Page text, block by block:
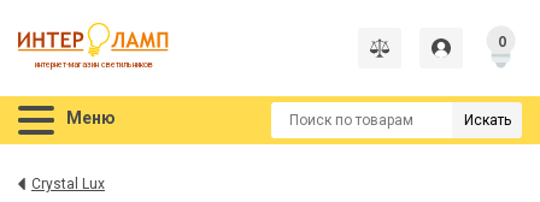
интернет-магазин светильников
0
Меню Искать
Crystal Lux